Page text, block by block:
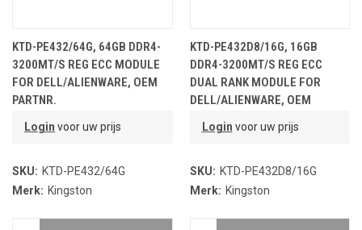
KTD-PE432/64G, 64GB DDR4-
3200MT/S REG ECC MODULE
FOR DELL/ALIENWARE, OEM
PARTNR.
Login voor uw prijs
SKU: KTD-PE432/64G
Merk: Kingston
KTD-PE432D8/16G, 16GB
DDR4-3200MT/S REG ECC
DUAL RANK MODULE FOR
DELL/ALIENWARE, OEM
Login voor uw prijs
SKU: KTD-PE432D8/16G
Merk: Kingston